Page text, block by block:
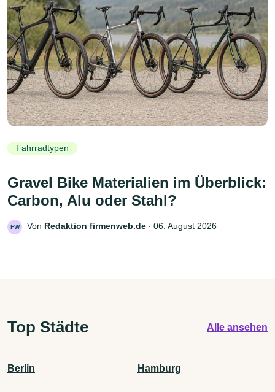
Fahrradtypen
Gravel Bike Materialien im Überblick:
Carbon, Alu oder Stahl?
FW Von Redaktion firmenweb.de ‧ 06. August 2026
Top Städte Alle ansehen
Berlin Hamburg